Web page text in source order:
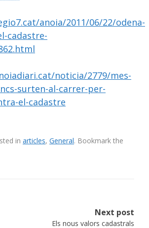
anoia/2011/06/22/odena-
cadastre-
noticia/2779/mes-
surten-al-carrer-per-
el-cadastre
in articles, General. Bookmark the
Next post
Els nous valors cadastrals